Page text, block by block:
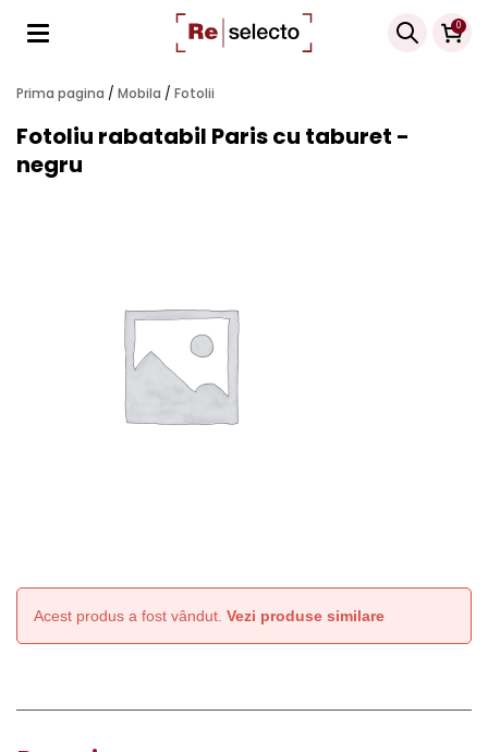
0
Products
search
Prima pagina / Mobila / Fotolii
Fotoliu rabatabil Paris cu taburet -
negru
Acest produs a fost vândut. Vezi produse similare